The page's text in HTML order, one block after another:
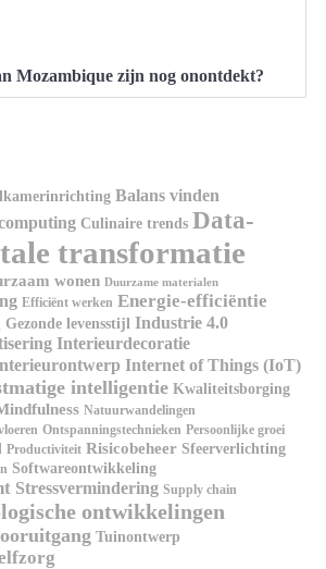
Mozambique zijn nog onontdekt?
Balans vinden
Culinaire trends Data-
transformatie
wonen Duurzame materialen
Efficiënt werken Energie-efficiëntie
Gezonde levensstijl Industrie 4.0
Interieurdecoratie
Internet of Things (IoT)
intelligentie Kwaliteitsborging
Natuurwandelingen
Ontspanningstechnieken Persoonlijke groei
Productiviteit Risicobeheer Sfeerverlichting
Softwareontwikkeling
Stressvermindering Supply chain
ontwikkelingen
Tuinontwerp